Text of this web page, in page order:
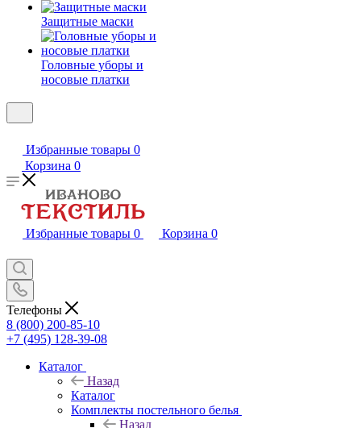
Защитные маски
Головные уборы и
носовые платки
Избранные товары 0
Корзина 0
Избранные товары 0 Корзина 0
Телефоны
8 (800) 200-85-10
+7 (495) 128-39-08
Каталог
Назад
Каталог
Комплекты постельного белья
Назад